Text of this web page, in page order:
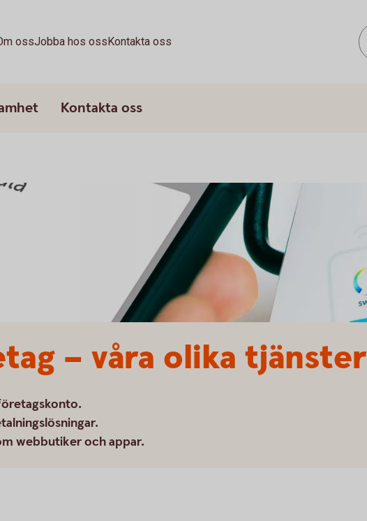
ossJobba hos ossKontakta oss
Kontakta oss
– våra olika tjänster
webbutiker och appar.